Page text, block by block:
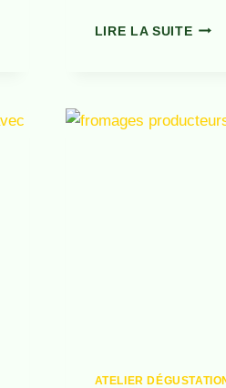
LIRE LA SUITE
ATELIER